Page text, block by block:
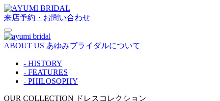
来店予約・お問い合わせ
ABOUT US あゆみブライダルについて
- HISTORY
- FEATURES
- PHILOSOPHY
OUR COLLECTION ドレスコレクション